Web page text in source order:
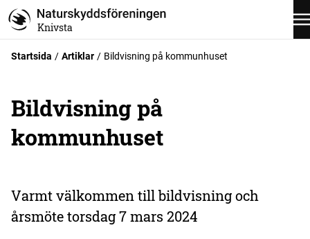
Knivsta
Startsida Artiklar Bildvisning på kommunhuset
Bildvisning på
kommunhuset
Varmt välkommen till bildvisning och
årsmöte torsdag 7 mars 2024